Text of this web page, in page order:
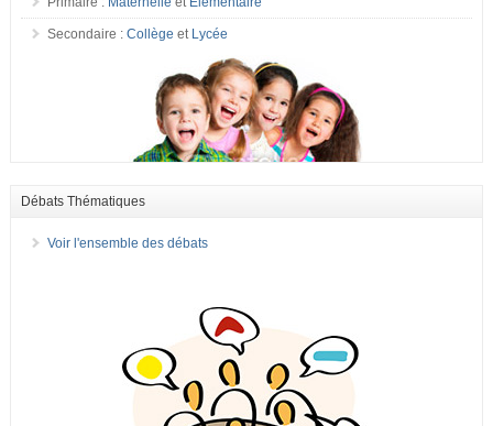
Secondaire : Collège et Lycée
Débats Thématiques
Voir l'ensemble des débats